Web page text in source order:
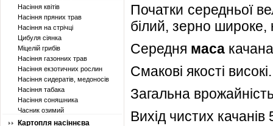
Насіння квітів
Насіння пряних трав
Насіння на стрічці
Цибуля сіянка
Міцелій грибів
Насіння газонних трав
Насіння екзотичних рослин
Насіння сидератів, медоносів
Насіння табака
Насіння соняшника
Часник озимий
Картопля насіннєва
Початки середньої
білий, зерно широке,
Середня маса
Смакові якості
Загальна
Вихід чистих